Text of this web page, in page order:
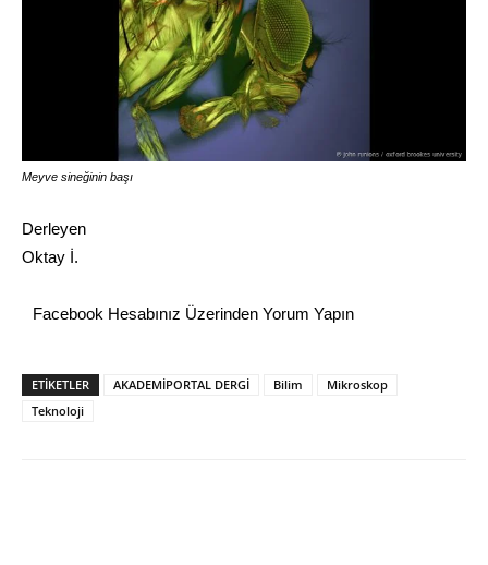
Meyve sineğinin başı
Derleyen
Oktay İ.
Facebook Hesabınız Üzerinden Yorum Yapın
ETİKETLER AKADEMİPORTAL DERGİ Bilim
Mikroskop
Teknoloji